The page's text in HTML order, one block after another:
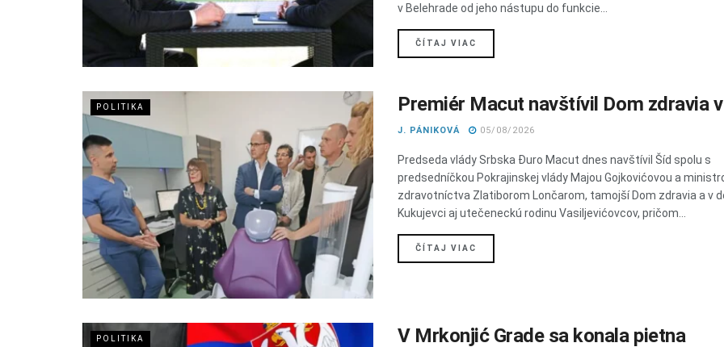
v Belehrade od jeho nástupu do funkcie...
ČÍTAJ VIAC
POLITIKA Premiér Macut navštívil Dom zdravia
J. PÁNIKOVÁ 05/08/2026
Predseda vlády Srbska Đuro Macut dnes navštívil Šíd spolu s
predsedníčkou Pokrajinskej vlády Majou Gojkovićovou a
zdravotníctva Zlatiborom Lončarom, tamojší Dom zdravia a v
Kukujevci aj utečeneckú rodinu Vasiljevićovcov, pričom...
ČÍTAJ VIAC
POLITIKA
V Mrkonjić Grade sa konala pietna